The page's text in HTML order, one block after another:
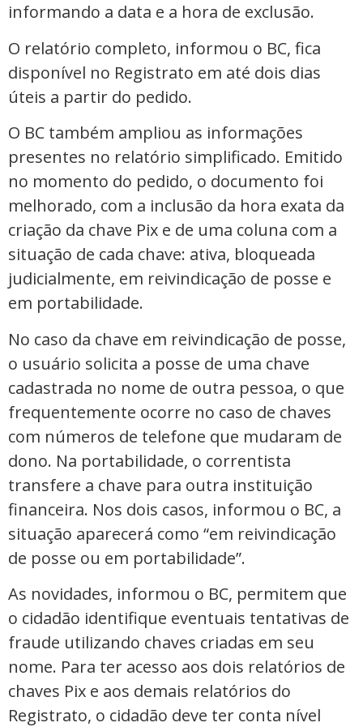
informando a data e a hora de exclusão.
O relatório completo, informou o BC, fica
disponível no Registrato em até dois dias
úteis a partir do pedido.
O BC também ampliou as informações
presentes no relatório simplificado. Emitido
no momento do pedido, o documento foi
melhorado, com a inclusão da hora exata da
criação da chave Pix e de uma coluna com a
situação de cada chave: ativa, bloqueada
judicialmente, em reivindicação de posse e
em portabilidade.
No caso da chave em reivindicação de posse,
o usuário solicita a posse de uma chave
cadastrada no nome de outra pessoa, o que
frequentemente ocorre no caso de chaves
com números de telefone que mudaram de
dono. Na portabilidade, o correntista
transfere a chave para outra instituição
financeira. Nos dois casos, informou o BC, a
situação aparecerá como “em reivindicação
de posse ou em portabilidade”.
As novidades, informou o BC, permitem que
o cidadão identifique eventuais tentativas de
fraude utilizando chaves criadas em seu
nome. Para ter acesso aos dois relatórios de
chaves Pix e aos demais relatórios do
Registrato, o cidadão deve ter conta nível